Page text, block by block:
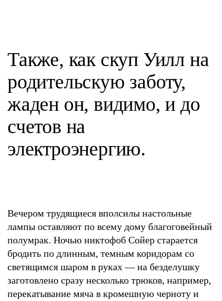
Также, как скуп Уилл на
родительскую заботу,
жаден он, видимо, и до
счетов на
электроэнергию.
Вечером трудящиеся вполсилы настольные
лампы оставляют по всему дому благоговейный
полумрак. Ночью никтофоб Сойер старается
бродить по длинным, темным коридорам со
светящимся шаром в руках — на безделушку
заготовлено сразу несколько трюков, например,
перекатывание мяча в кромешную черноту и